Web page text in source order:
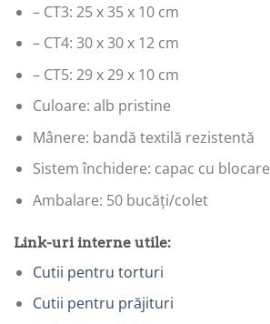
– CT3: 25 x 35 x 10 cm
– CT4: 30 x 30 x 12 cm
– CT5: 29 x 29 x 10 cm
Culoare: alb pristine
Mânere: bandă textilă rezistentă
Sistem închidere: capac cu blocare
Ambalare: 50 bucăți/colet
Link-uri interne utile:
Cutii pentru torturi
Cutii pentru prăjituri